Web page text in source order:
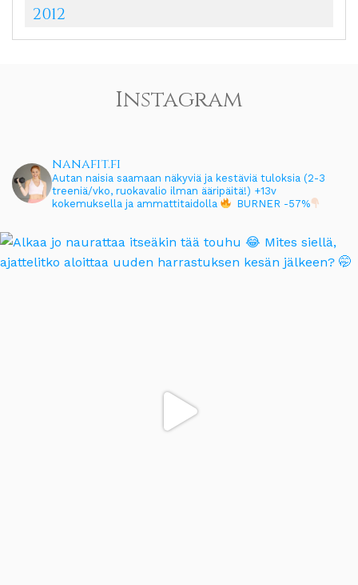
2012
Instagram
nanafit.fi
Autan naisia saamaan näkyviä ja kestäviä tuloksia (2-3
treeniä/vko, ruokavalio ilman ääripäitä!) +13v
kokemuksella ja ammattitaidolla
BURNER -57%